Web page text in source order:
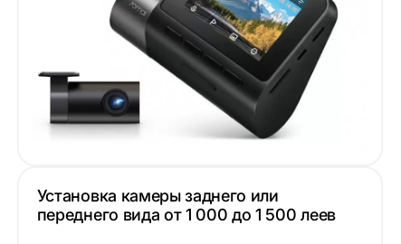
Установка камеры заднего или
переднего вида от 1 000 до 1 500 леев